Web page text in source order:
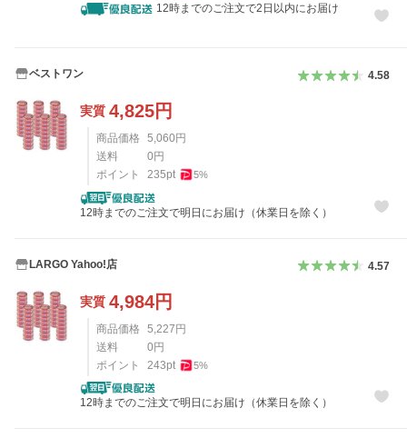
12時までのご注文で2日以内にお届け
ベストワン 4.58
実質 4,825円
商品価格 5,060 円
送料
0 円
ポイント
235pt 5%
12時までのご注文で明日にお届け（休業日を除く）
LARGO Yahoo!店 4.57
実質 4,984円
商品価格 5,227円
送料
0円
ポイント
243pt 5%
12時までのご注文で明日にお届け（休業日を除く）